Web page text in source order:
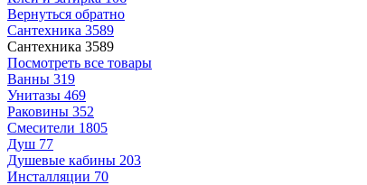
Вернуться обратно
Сантехника 3589
Сантехника 3589
Посмотреть все товары
Ванны 319
Унитазы 469
Раковины 352
Смесители 1805
Душ 77
Душевые кабины 203
Инсталляции 70